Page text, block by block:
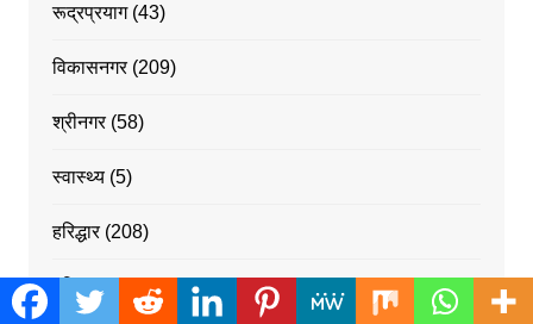
रूद्रप्रयाग(43)
विकासनगर(209)
श्रीनगर(58)
स्वास्थ्य(5)
हरिद्धार(208)
हरिद्वार(52)